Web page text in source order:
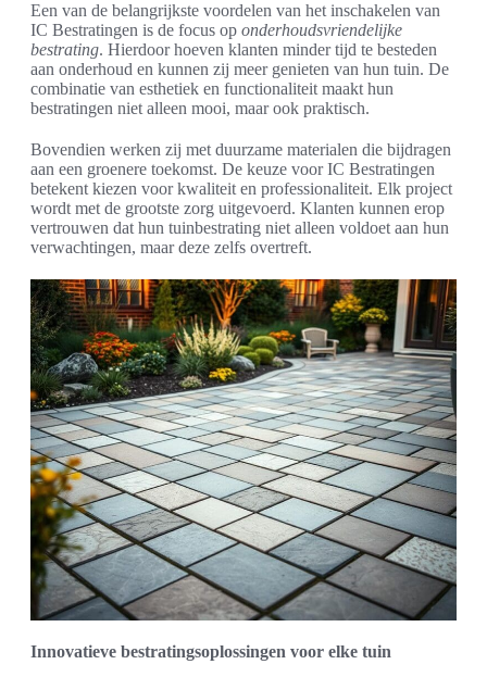
Een van de belangrijkste voordelen van het inschakelen van
IC Bestratingen is de focus op onderhoudsvriendelijke
bestrating. Hierdoor hoeven klanten minder tijd te besteden
aan onderhoud en kunnen zij meer genieten van hun tuin. De
combinatie van esthetiek en functionaliteit maakt hun
bestratingen niet alleen mooi, maar ook praktisch.
Bovendien werken zij met duurzame materialen die bijdragen
aan een groenere toekomst. De keuze voor IC Bestratingen
betekent kiezen voor kwaliteit en professionaliteit. Elk project
wordt met de grootste zorg uitgevoerd. Klanten kunnen erop
vertrouwen dat hun tuinbestrating niet alleen voldoet aan hun
verwachtingen, maar deze zelfs overtreft.
Innovatieve bestratingsoplossingen voor elke tuin